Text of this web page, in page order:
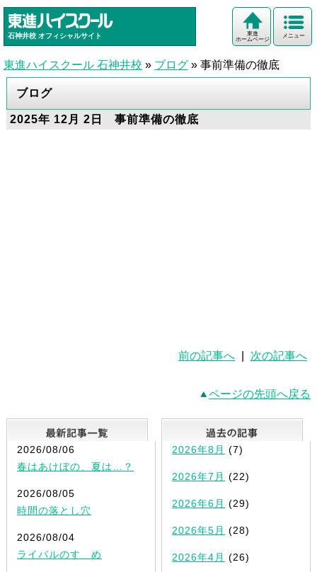
石神井校 オフィシャルサイト メニュー
東進
ホームページ
東進ハイスクール 石神井校 » ブログ » 事前準備の徹底
ブログ
2025年 12月 2日 事前準備の徹底
前の記事へ 次の記事へ
ページの先頭へ戻る
最新記事一覧
2026/08/06
春はあけぼの、夏は…？
2026/08/05
時間の落とし穴
2026/08/04
ライバルのすゝめ
2026年8月 (7)
2026年7月 (22)
2026年6月 (29)
2026年5月 (28)
2026年4月 (26)